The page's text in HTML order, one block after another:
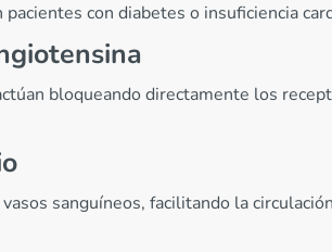
con diabetes o insuficiencia
bloqueando directamente los
sanguíneos, facilitando la